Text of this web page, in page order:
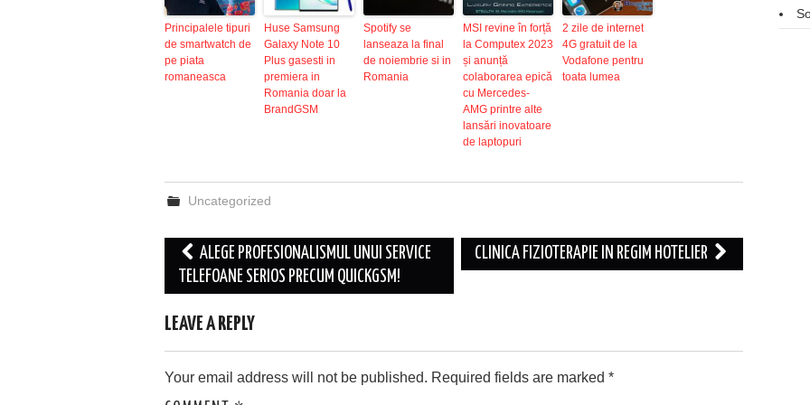
Principalele tipuri
de smartwatch de
pe piata
romaneasca
Huse Samsung
Galaxy Note 10
Plus gasesti in
premiera in
Romania doar la
BrandGSM
Spotify se
lanseaza la final
de noiembrie si in
Romania
MSI revine în forță
la Computex 2023
și anunță
colaborarea epică
cu Mercedes-
AMG printre alte
lansări inovatoare
de laptopuri
2 zile de internet
4G gratuit de la
Vodafone pentru
toata lumea
Uncategorized
Post
navigation
ALEGE PROFESIONALISMUL UNUI SERVICE
TELEFOANE SERIOS PRECUM QUICKGSM!
CLINICA FIZIOTERAPIE IN REGIM HOTELIER
LEAVE A REPLY
Your email address will not be published. Required fields are marked *